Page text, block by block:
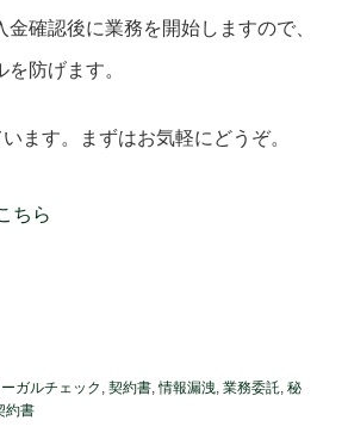
金確認後に業務を開始しますので、
防げます。
ます。まずはお気軽にどうぞ。
ちら
ーガルチェック , 契約書,情報漏洩, 業務委託, 秘
約書